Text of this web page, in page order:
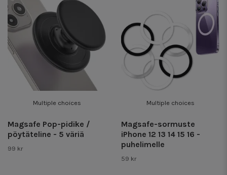
Multiple choices
Magsafe Pop-pidike /
pöytäteline - 5 väriä
99 kr
Multiple choices
Magsafe-sormuste
iPhone 12 13 14 15 16 -
puhelimelle
59 kr